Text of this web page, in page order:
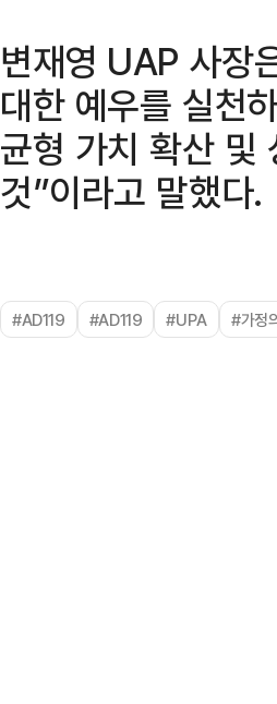
변재영 UAP 사장
대한 예우를 실천
균형 가치 확산 및
것”이라고 말했다.
#AD119 #AD119 #UPA #가정